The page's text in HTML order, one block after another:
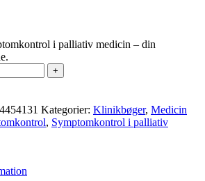
i palliativ medicin – din
Kategorier: Klinikbøger, Medicin
, Symptomkontrol i palliativ